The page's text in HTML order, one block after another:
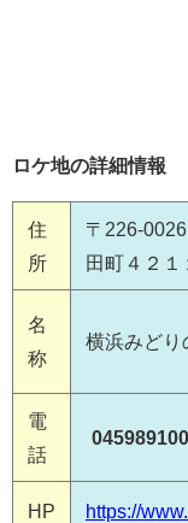
ロケ地の詳細情報
住
所
〒226-
田町４２１
名
称
横浜みどり
電
話
HP https://